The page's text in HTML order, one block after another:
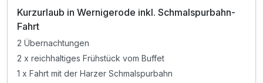
Kurzurlaub in Wernigerode inkl. Schmalspurbahn-
Fahrt
2 Übernachtungen
2 x reichhaltiges Frühstück vom Buffet
1 x Fahrt mit der Harzer Schmalspurbahn